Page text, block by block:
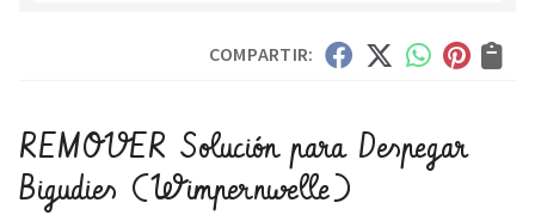
COMPARTIR:
REMOVER Solución para Despegar
Bigudies (Wimpernwelle)